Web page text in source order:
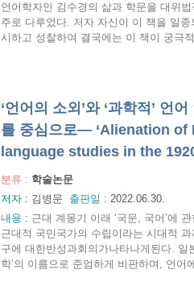
언어학자인 김수경의 삶과 학문을 대위
주로 다루었다. 저자 자신이 이 책을 일종
시하고 성찰하여 결국에는 이 책이 궁극
‘언어의 소외’와 ‘과학적’
를 중심으로— ‘Alienation of
language studies in the
분류 : 학술논문
저자 : 김병문 출판일 : 2022.06.30.
내용 : 근대 계몽기 이래 ‘국문, 국어’에
근대적 국민국가의 수립이라는 시대적
구에 대한반성과회의가나타나게된다.
학’의 이름으로 준엄하게 비판하며, 언